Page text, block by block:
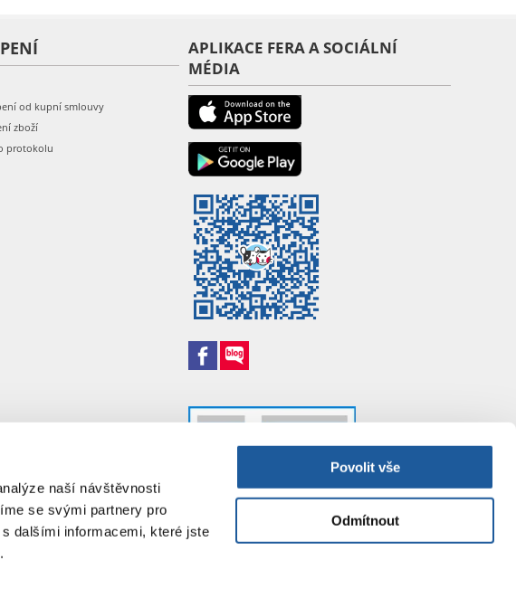
naší návštěvnosti
se svými partnery pro
dalšími informacemi, které jste
Povolit vše
Odmítnout
od kupní smlouvy
zboží
protokolu
APLIKACE FERA A SOCIÁLNÍ
MÉDIA